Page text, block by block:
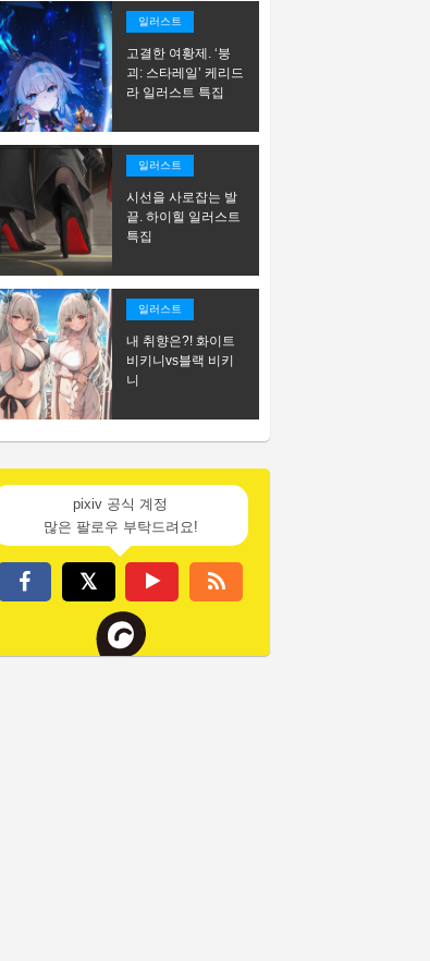
일러스트
고결한 여황제. ‘붕
괴: 스타레일’ 케리드
라 일러스트 특집
일러스트
시선을 사로잡는 발
끝. 하이힐 일러스트
특집
일러스트
내 취향은?! 화이트
비키니vs블랙 비키
니
pixiv 공식 계정
많은 팔로우 부탁드려요!